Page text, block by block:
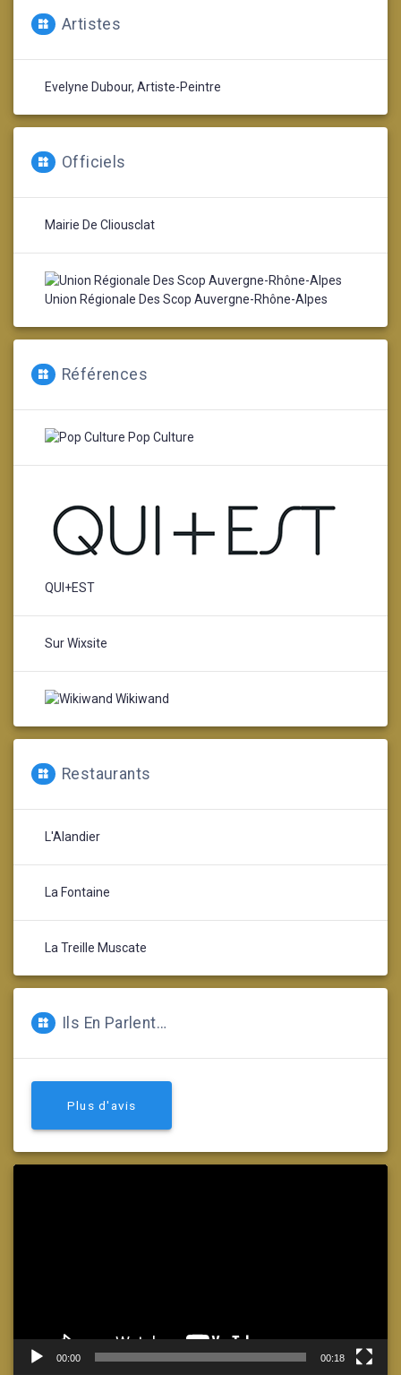
Artistes
Evelyne Dubour, Artiste-Peintre
Officiels
Mairie De Cliousclat
Union Régionale Des Scop Auvergne-Rhône-Alpes
Références
Pop Culture
QUI+EST
Sur Wixsite
Wikiwand
Restaurants
L'Alandier
La Fontaine
La Treille Muscate
Ils En Parlent…
Plus d'avis
00:00 00:18